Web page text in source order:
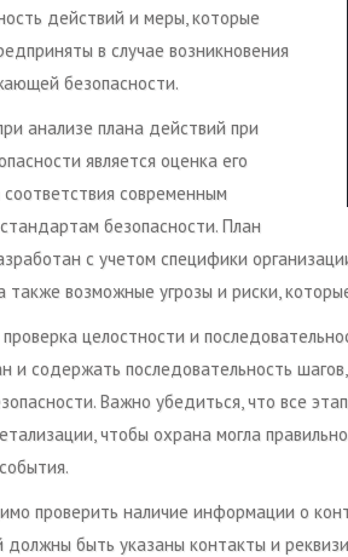
действий и меры, которые
в случае возникновения
безопасности.
анализе плана действий при
является оценка его
соответствия современным
безопасности. План
с учетом специфики
также возможные угрозы и риски,
целостности и
и содержать последовательность
Важно убедиться, что все
чтобы охрана могла
проверить наличие информации о
должны быть указаны контакты и